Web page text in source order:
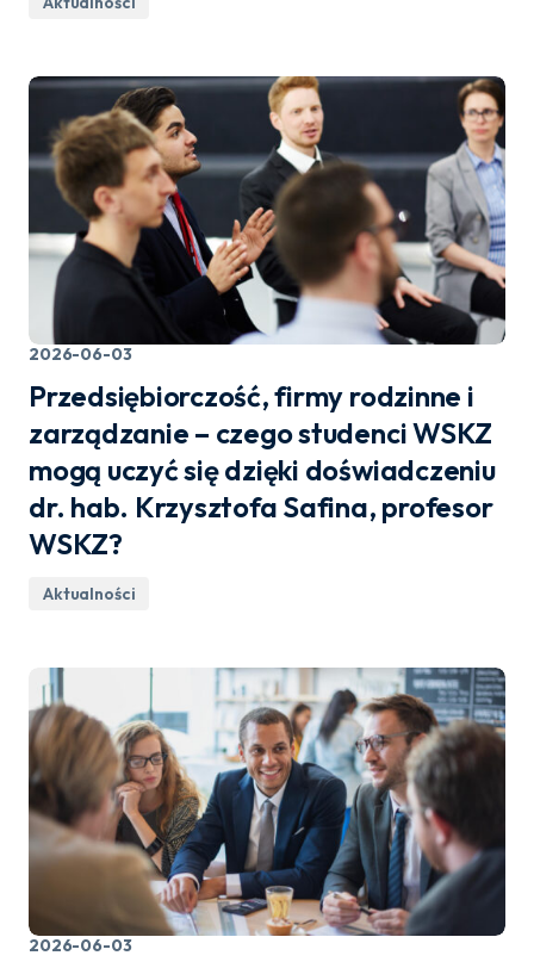
2026-06-03
Przedsiębiorczość, firmy rodzinne i
zarządzanie – czego studenci WSKZ
mogą uczyć się dzięki doświadczeniu
dr. hab. Krzysztofa Safina, profesor
WSKZ?
Aktualności
2026-06-03